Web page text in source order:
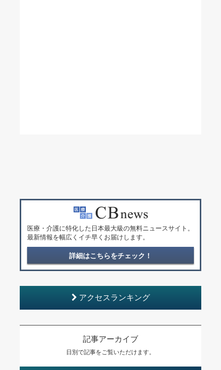
医療・介護に特化した日本最大級の無料ニュースサイト。
最新情報を幅広くイチ早くお届けします。
詳細はこちらをチェック！
アクセスランキング
記事アーカイブ
日別で記事をご覧いただけます。